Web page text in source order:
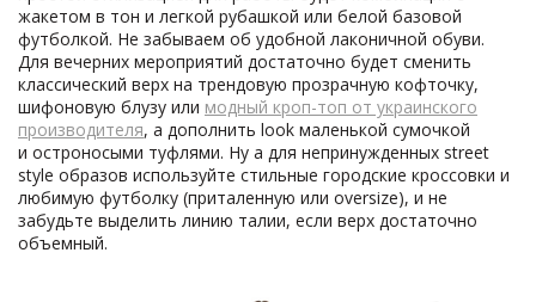
жакетом в тон и легкой рубашкой или белой базовой
футболкой. Не забываем об удобной лаконичной обуви.
Для вечерних мероприятий достаточно будет сменить
классический верх на трендовую прозрачную кофточку,
шифоновую блузу или модный кроп-топ от украинского
производителя, а дополнить look маленькой сумочкой
и остроносыми туфлями. Ну а для непринужденных street
style образов используйте стильные городские кроссовки и
любимую футболку (приталенную или oversize), и не
забудьте выделить линию талии, если верх достаточно
объемный.